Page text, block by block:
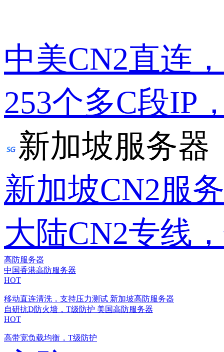
中美CN2直连
253个多C段IP
新加坡服务器
新加坡CN2服
大陆CN2专线
高防服务器
中国香港高防服务器
HOT
移动直连清洗，支持压力测试 新加坡高防服务器
自研抗D防火墙，T级防护 美国高防服务器
HOT
高带宽负载均衡，T级防护